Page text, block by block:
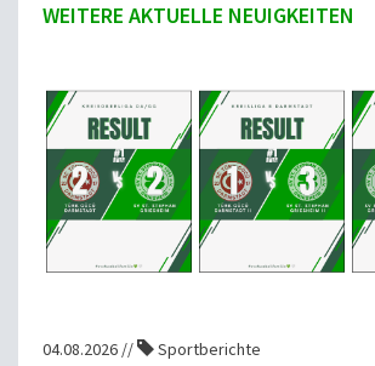
WEITERE AKTUELLE NEUIGKEITEN
04.08.2026 // Sportberichte